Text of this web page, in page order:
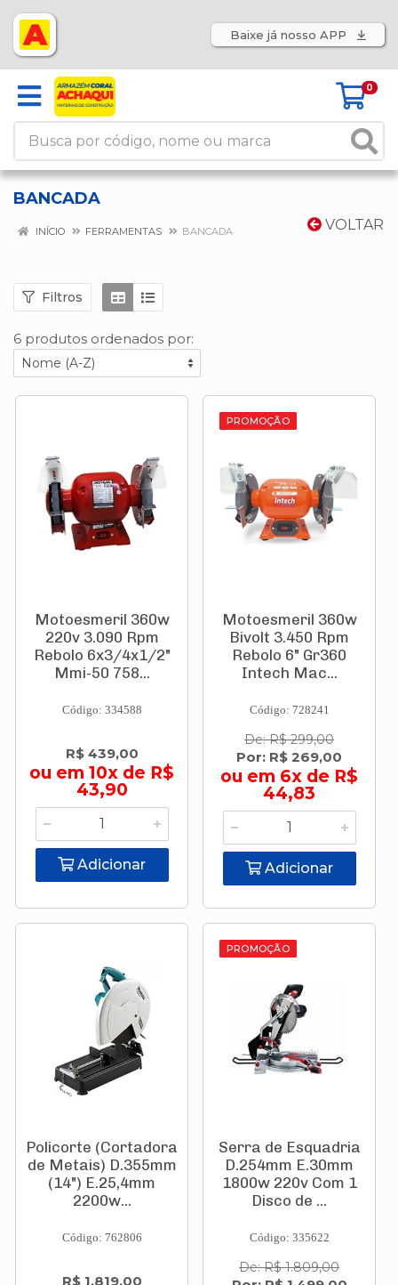
Baixe já nosso APP
0
BANCADA
VOLTAR
INÍCIO FERRAMENTAS BANCADA
Filtros
6 produtos ordenados por:
Motoesmeril 360w
220v 3.090 Rpm
Rebolo 6x3/4x1/2"
Mmi-50 758...
Código: 334588
R$ 439,00
ou em 10x de R$
43,90
Adicionar
PROMOÇÃO
Motoesmeril 360w
Bivolt 3.450 Rpm
Rebolo 6" Gr360
Intech Mac...
Código: 728241
De: R$ 299,00
Por: R$ 269,00
ou em 6x de R$
44,83
Adicionar
Policorte (Cortadora
de Metais) D.355mm
(14") E.25,4mm
2200w...
Código: 762806
R$ 1.819,00
PROMOÇÃO
Serra de Esquadria
D.254mm E.30mm
1800w 220v Com 1
Disco de ...
Código: 335622
De: R$ 1.809,00